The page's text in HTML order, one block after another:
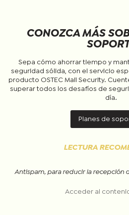
CONOZCA MÁS
Sepa cómo ahorrar tiempo y
seguridad sólida, con el servicio
producto OSTEC Mail Security.
superar todos los desafíos de
día.
Planes de
LECTURA
Antispam, para reducir la recepción
Acceder al